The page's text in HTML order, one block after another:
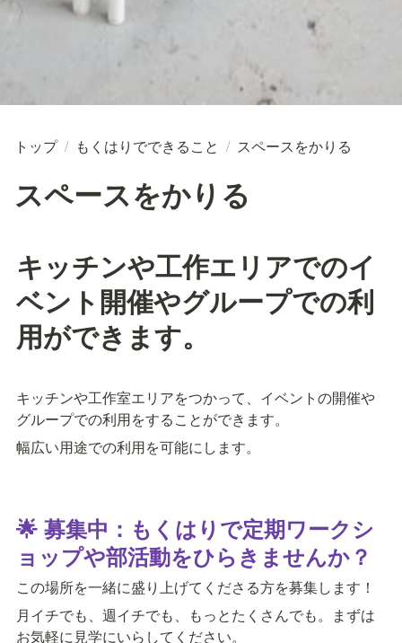
トップ / もくはりでできること / スペースをかりる
スペースをかりる
キッチンや工作エリアでのイ
ベント開催やグループでの利
用ができます。
キッチンや工作室エリアをつかって、イベントの開催や
グループでの利用をすることができます。
幅広い用途での利用を可能にします。
🌟 募集中：もくはりで定期ワークシ
ョップや部活動をひらきませんか？
この場所を一緒に盛り上げてくださる方を募集します！
月イチでも、週イチでも、もっとたくさんでも。まずは
お気軽に見学にいらしてください。